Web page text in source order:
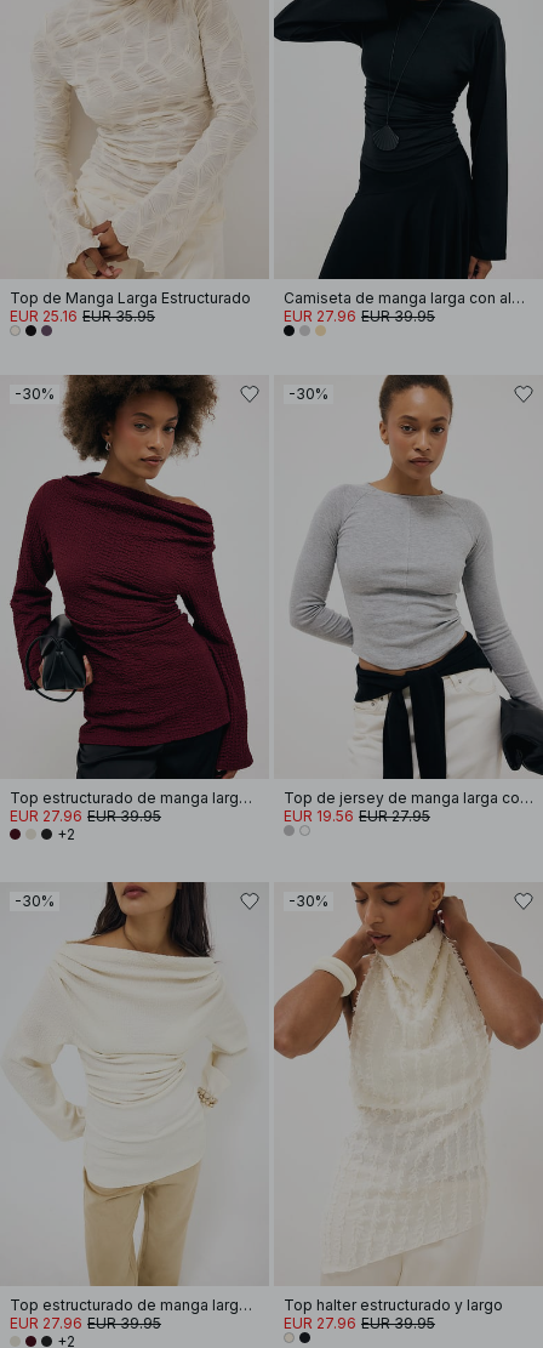
Top de Manga Larga Estructurado
EUR 25.16 EUR 35.95
Camiseta de manga larga con almohadilla de hombro de algodón suave
EUR 27.96 EUR 39.95
-30%
Top estructurado de manga larga drapeado
EUR 27.96 EUR 39.95
+2
-30%
Top de jersey de manga larga con dobladillo redondeado
EUR 19.56 EUR 27.95
-30%
Top estructurado de manga larga drapeado
EUR 27.96 EUR 39.95
+2
-30%
Top halter estructurado y largo
EUR 27.96 EUR 39.95